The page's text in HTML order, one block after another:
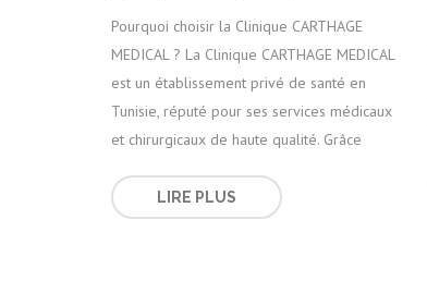
Pourquoi choisir la Clinique CARTHAGE
MEDICAL ? La Clinique CARTHAGE MEDICAL
est un établissement privé de santé en
Tunisie, réputé pour ses services médicaux
et chirurgicaux de haute qualité. Grâce
LIRE PLUS